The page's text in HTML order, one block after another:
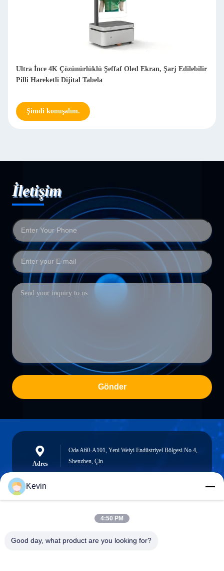
Ultra İnce 4K Çözünürlüklü Şeffaf Oled Ekran, Şarj Edilebilir
Pilli Hareketli Dijital Tabela
Şimdi konuşalım.
İletişim
Gönder
Adres
Oda A60-A101, Yeni Weiyi Endüstriyel Bölgesi No.4,
Shenzhen, Çin
info@seethrulcd.com
Kevin
4:50 PM
Good day, what product are you looking for?